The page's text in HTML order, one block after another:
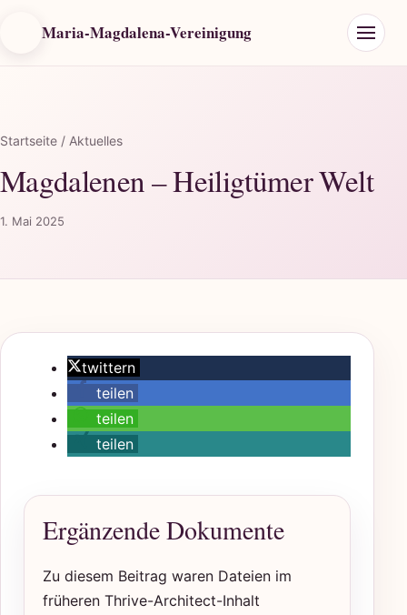
Maria-Magdalena-Vereinigung
Startseite / Aktuelles
Magdalenen – Heiligtümer Welt
1. Mai 2025
twittern
teilen
teilen
teilen
Ergänzende Dokumente
Zu diesem Beitrag waren Dateien im
früheren Thrive-Architect-Inhalt